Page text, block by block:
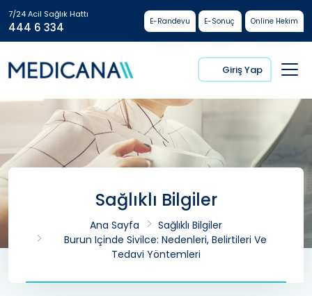
7/24 Acil Sağlık Hattı
444 6 334 E-Randevu E-Sonuç Online Hekim
Giriş Yap
Sağlıklı Bilgiler
Ana Sayfa
Sağlıklı Bilgiler
Burun Içinde Sivilce: Nedenleri, Belirtileri Ve
Tedavi Yöntemleri